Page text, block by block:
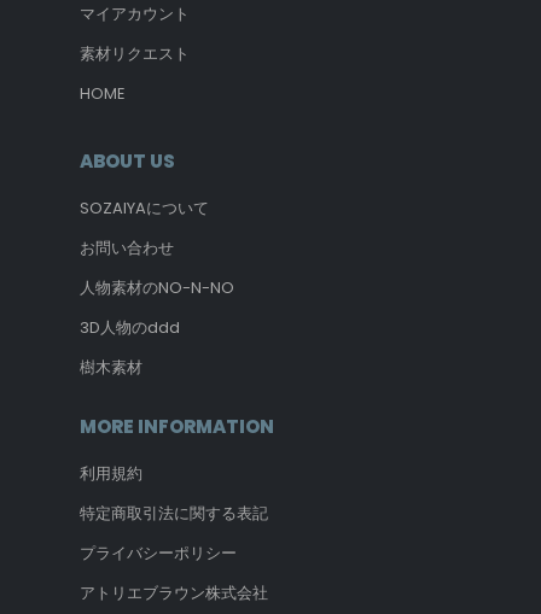
マイアカウント
素材リクエスト
HOME
ABOUT US
SOZAIYAについて
お問い合わせ
人物素材のNO-N-NO
3D人物のddd
樹木素材
MORE INFORMATION
利用規約
特定商取引法に関する表記
プライバシーポリシー
アトリエブラウン株式会社